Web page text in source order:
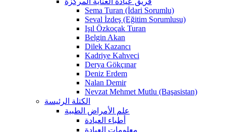
Sema Turan (İdari Sorumlu)
Seval İzdeş (Eğitim Sorumlusu)
Işıl Özkoçak Turan
Belgin Akan
Dilek Kazancı
Kadriye Kahveci
Derya Gökçınar
Deniz Erdem
Nalan Demir
Nevzat Mehmet Mutlu (Başasistan)
الكتلة الرئيسة
علم الأمراض الطبية
أطباء العيادة
معلومات العيادة